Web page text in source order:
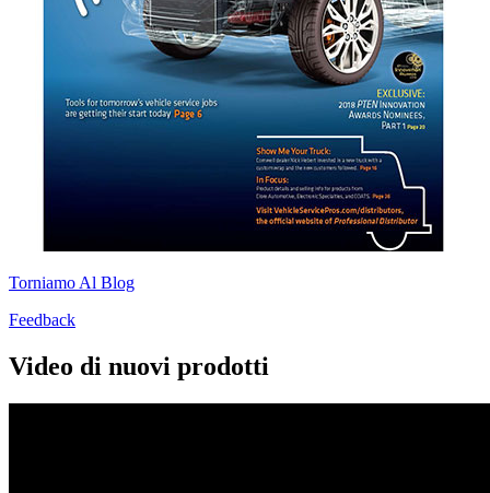
Torniamo Al Blog
Feedback
Video di nuovi prodotti